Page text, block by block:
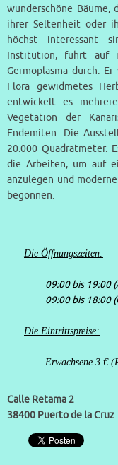
wunderschöne Bäume,
ihrer Seltenheit oder
höchst interessant
Institution, führt auf
Germoplasma durch.
Flora gewidmetes
entwickelt es
Vegetation der
Endemiten. Die
20.000 Quadratmeter.
die Arbeiten, um auf
anzulegen und
begonnen.
Die Öffnungszeiten:
09:00 bis 19:00
09:00 bis 18:00
Die Eintrittspreise:
Erwachsene 3 €
Calle Retama 2
38400 Puerto de la Cruz